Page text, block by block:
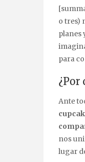
[summary]Las mejores decisiones siempre se toman alrededor de una mesa. Y así fue como un día (o dos
o tres)
planes
para
¿Por
Ante
nos
lugar